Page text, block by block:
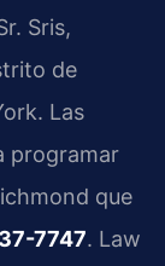
Sris,
de
Las
programar
que
7747. Law